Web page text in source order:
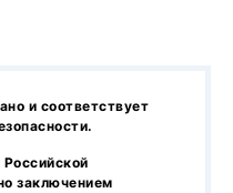
и соответствует
заключением